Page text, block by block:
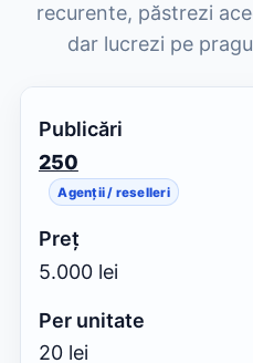
recurente, păstrezi
dar lucrezi pe
250
Agenții / reselleri
5.000 lei
20 lei